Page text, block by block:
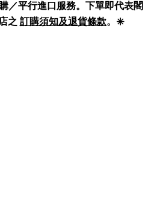
／平行進口服務。下單即代表閣
之 訂購須知及退貨條款。✳️